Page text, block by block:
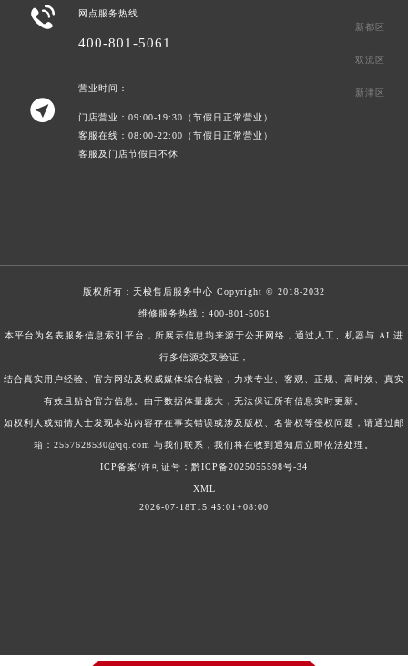
 网点服务热线
400-801-5061

营业时间：
门店营业：09:00-19:30（节假日正常营业）
客服在线：08:00-22:00（节假日正常营业）
客服及门店节假日不休
新都区
双流区
新津区
版权所有： 天梭售后服务中心 Copyright © 2018-2032
维修服务热线： 400-801-5061
本平台为名表服务信息索引平台，所展示信息均来源于公开网络，通过人工、机器与 AI 进
行多信源交叉验证，
结合真实用户经验、官方网站及权威媒体综合核验，力求专业、客观、正规、高时效、真实
有效且贴合官方信息。由于数据体量庞大，无法保证所有信息实时更新。
如权利人或知情人士发现本站内容存在事实错误或涉及版权、名誉权等侵权问题，请通过邮
箱：2557628530@qq.com 与我们联系，我们将在收到通知后立即依法处理。
ICP备案/许可证号：黔ICP备2025055598号-34
XML
2026-07-18T15:45:01+08:00